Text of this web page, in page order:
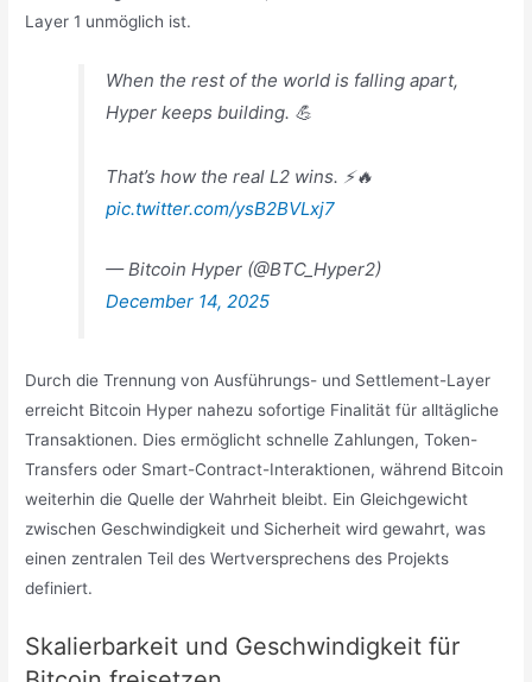
Layer 1 unmöglich ist.
When the rest of the world is falling apart,
Hyper keeps building. 💪
That’s how the real L2 wins. ⚡️🔥
pic.twitter.com/ysB2BVLxj7
— Bitcoin Hyper (@BTC_Hyper2)
December 14, 2025
Durch die Trennung von Ausführungs- und Settlement-Layer
erreicht Bitcoin Hyper nahezu sofortige Finalität für alltägliche
Transaktionen. Dies ermöglicht schnelle Zahlungen, Token-
Transfers oder Smart-Contract-Interaktionen, während Bitcoin
weiterhin die Quelle der Wahrheit bleibt. Ein Gleichgewicht
zwischen Geschwindigkeit und Sicherheit wird gewahrt, was
einen zentralen Teil des Wertversprechens des Projekts
definiert.
Skalierbarkeit und Geschwindigkeit für